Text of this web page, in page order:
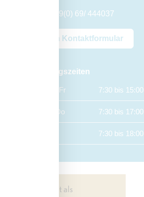
+49(0) 69/ 444037
Zum Kontaktformular
Öffnungszeiten
Mo, Fr 7:30 bis 15:00
Di, Do 7:30 bis 17:00
7:30 bis 18:00